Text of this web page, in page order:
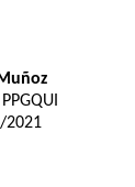
2021